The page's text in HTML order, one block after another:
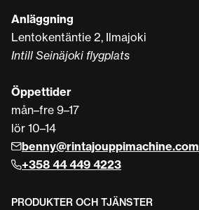
Anläggning
Lentokentäntie 2, Ilmajoki
Intill Seinäjoki flygplats
Öppettider
mån–fre 9–17
lör 10–14
benny@rintajouppimachine.com
+358 44 449 4223
PRODUKTER OCH TJÄNSTER